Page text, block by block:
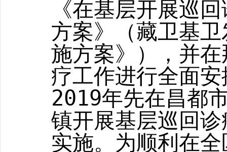
《在基层开展巡
方案》（藏卫基
施方案》），并
疗工作进行全面
2019年先在昌都
镇开展基层巡回
实施。为顺利在